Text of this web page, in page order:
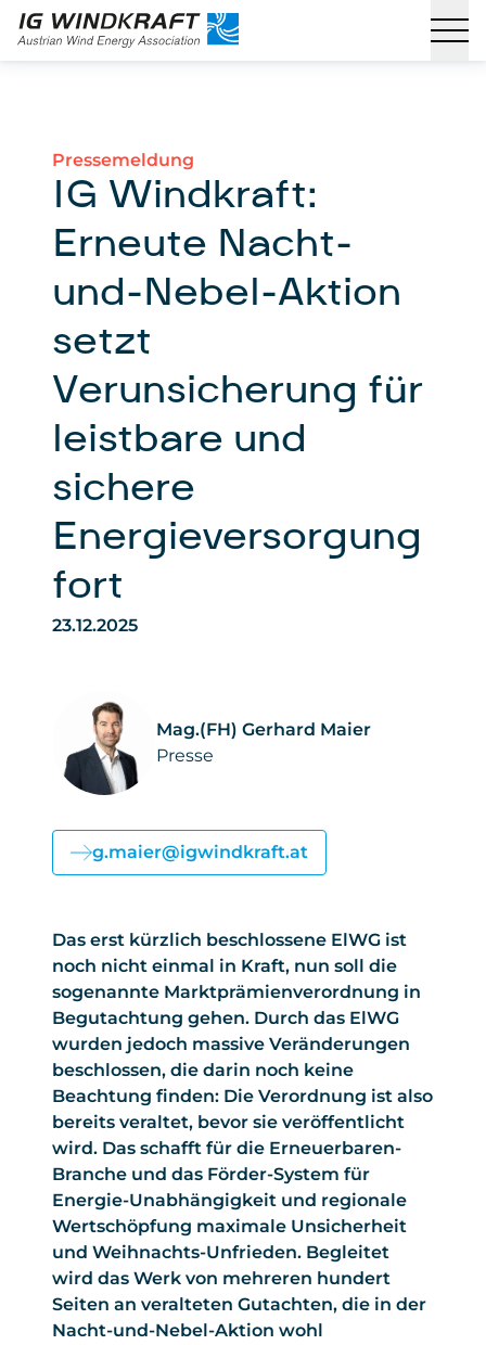
Pressemeldung
IG Windkraft:
Erneute Nacht-
und-Nebel-Aktion
setzt
Verunsicherung für
leistbare und
sichere
Energieversorgung
fort
23.12.2025
Mag.(FH) Gerhard Maier
Presse
g.maier@igwindkraft.at
Das erst kürzlich beschlossene ElWG ist
noch nicht einmal in Kraft, nun soll die
sogenannte Marktprämienverordnung in
Begutachtung gehen. Durch das ElWG
wurden jedoch massive Veränderungen
beschlossen, die darin noch keine
Beachtung finden: Die Verordnung ist also
bereits veraltet, bevor sie veröffentlicht
wird. Das schafft für die Erneuerbaren-
Branche und das Förder-System für
Energie-Unabhängigkeit und regionale
Wertschöpfung maximale Unsicherheit
und Weihnachts-Unfrieden. Begleitet
wird das Werk von mehreren hundert
Seiten an veralteten Gutachten, die in der
Nacht-und-Nebel-Aktion wohl